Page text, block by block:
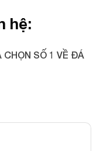
hệ:
CHỌN SỐ 1 VỀ ĐÁ